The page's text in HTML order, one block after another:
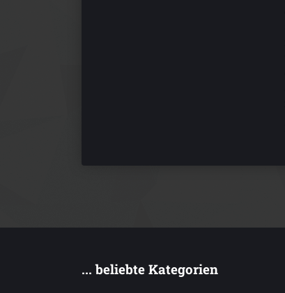
... beliebte Kategorien